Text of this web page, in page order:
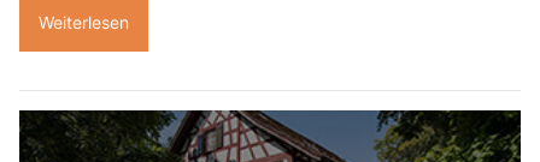
Weiterlesen